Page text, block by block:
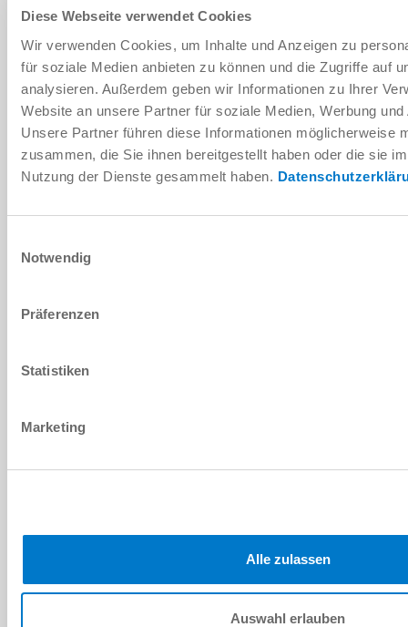
Diese Webseite verwendet Cookies
Wir verwenden Cookies, um Inhalte und Anzeigen zu
für soziale Medien anbieten zu können und die Zugriffe auf
analysieren. Außerdem geben wir Informationen zu Ihrer
Website an unsere Partner für soziale Medien, Werbung
Unsere Partner führen diese Informationen möglicherweise
zusammen, die Sie ihnen bereitgestellt haben oder die sie
Nutzung der Dienste gesammelt haben.
Notwendig
Präferenzen
Statistiken
Marketing
Alle zulassen
Auswahl erlauben
MODULE DE DÉCHARGEMENT
Priorisation dynamique du dépôt des pièces à usiner sur